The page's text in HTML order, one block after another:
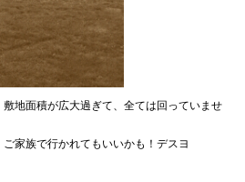
地面積が広大過ぎて、全ては回っていませ
家族で行かれてもいいかも！デスヨ